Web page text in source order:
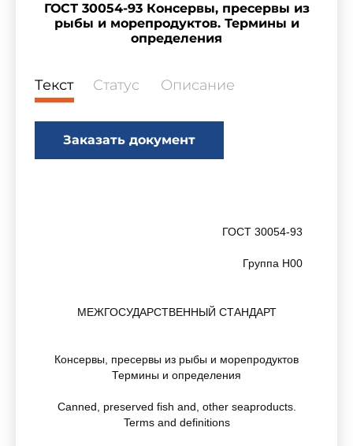
ГОСТ 30054-93 Консервы, пресервы из
рыбы и морепродуктов. Термины и
определения
Текст Статус Описание
Заказать документ
ГОСТ 30054-93
Группа Н00
МЕЖГОСУДАРСТВЕННЫЙ СТАНДАРТ
Консервы, пресервы из рыбы и морепродуктов
Термины и определения
Canned, preserved fish and, other seaproducts.
Terms and definitions